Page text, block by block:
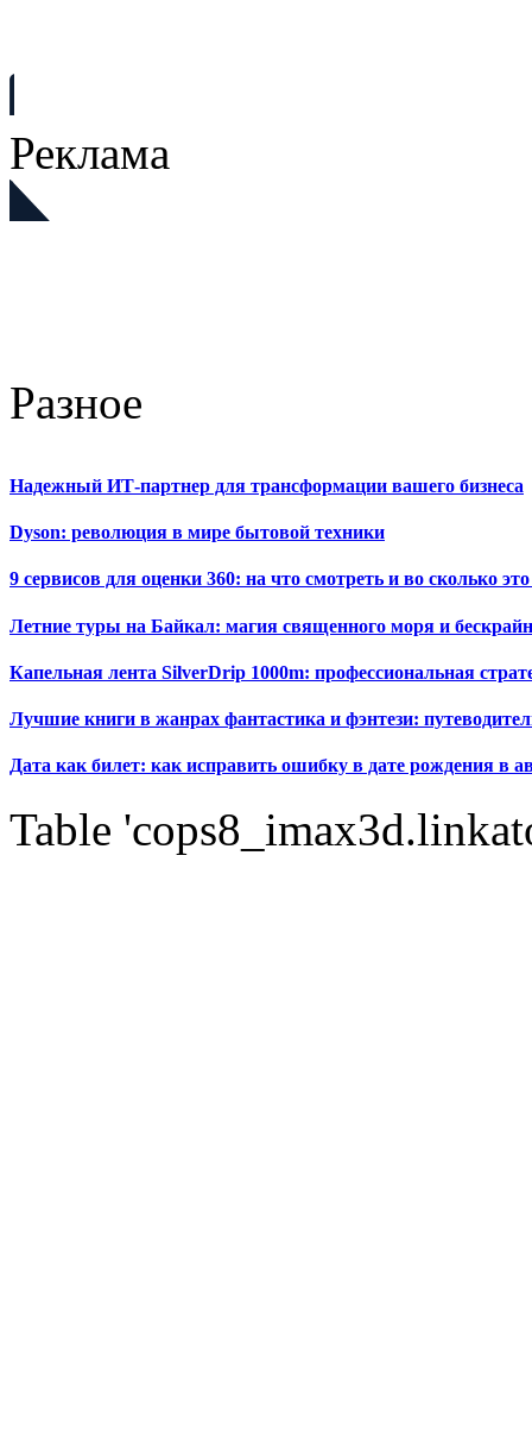
Реклама
Разное
Надежный ИТ-партнер для трансформации вашего бизнеса
Dyson: революция в мире бытовой техники
9 сервисов для оценки 360: на что смотреть и во сколько это
Летние туры на Байкал: магия священного моря и
Капельная лента SilverDrip 1000m: профессиональная
Лучшие книги в жанрах фантастика и фэнтези:
Дата как билет: как исправить ошибку в дате рождения в
Table